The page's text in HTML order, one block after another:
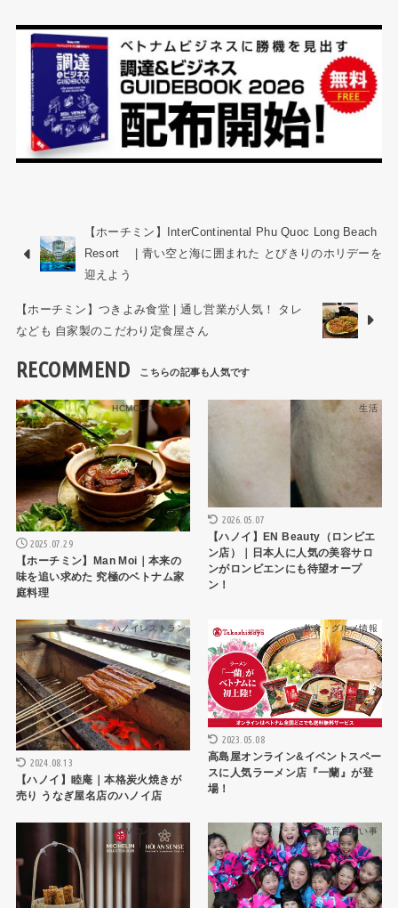
【ホーチミン】InterContinental Phu Quoc Long Beach
Resort | 青い空と海に囲まれた とびきりのホリデーを
迎えよう
【ホーチミン】つきよみ食堂 | 通し営業が人気！ タレ
なども 自家製のこだわり定食屋さん
RECOMMEND
HCMCレストラン
2025.07.29
【ホーチミン】Man Moi｜本来の
味を追い求めた 究極のベトナム家
庭料理
生活
2026.05.07
【ハノイ】EN Beauty（ロンビエ
ン店）｜日本人に人気の美容サロ
ンがロンビエンにも待望オープ
ン！
ハノイレストラン
2024.08.13
【ハノイ】睦庵｜本格炭火焼きが
売り うなぎ屋名店のハノイ店
飲食・グルメ情報
2023.05.08
高島屋オンライン&イベントスペー
スに人気ラーメン店『一蘭』が登
場！
HCMCレストラン 教育・習い事